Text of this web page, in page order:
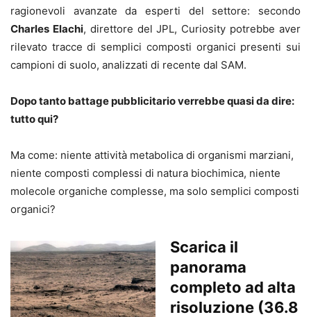
ragionevoli avanzate da esperti del settore: secondo
Charles Elachi, direttore del JPL, Curiosity potrebbe aver
rilevato tracce di semplici composti organici presenti sui
campioni di suolo, analizzati di recente dal SAM.
Dopo tanto battage pubblicitario verrebbe quasi da dire:
tutto qui?
Ma come: niente attività metabolica di organismi marziani,
niente composti complessi di natura biochimica, niente
molecole organiche complesse, ma solo semplici composti
organici?
Scarica il
panorama
completo ad alta
risoluzione (36.8